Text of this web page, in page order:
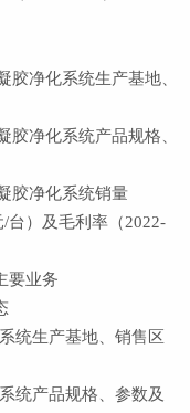
胶净化系统生产基地、
胶净化系统产品规格、
胶净化系统销量
/台）及毛利率（2022-
要业务
统生产基地、销售区
统产品规格、参数及